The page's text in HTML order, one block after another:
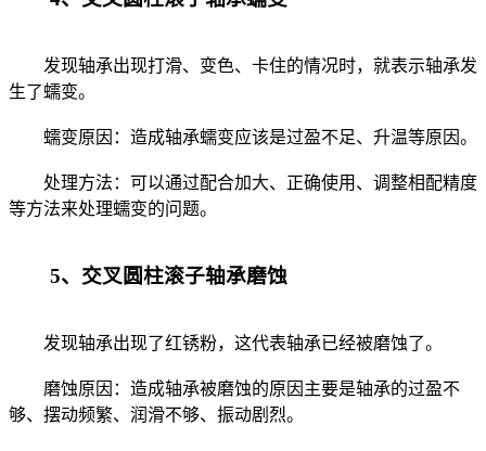
发现轴承出现打滑、变色、卡住的情况时，就表示轴承发
生了蠕变。
蠕变原因：造成轴承蠕变应该是过盈不足、升温等原因。
处理方法：可以通过配合加大、正确使用、调整相配精度
等方法来处理蠕变的问题。
5、交叉圆柱滚子轴承磨蚀
发现轴承出现了红锈粉，这代表轴承已经被磨蚀了。
磨蚀原因：造成轴承被磨蚀的原因主要是轴承的过盈不
够、摆动频繁、润滑不够、振动剧烈。